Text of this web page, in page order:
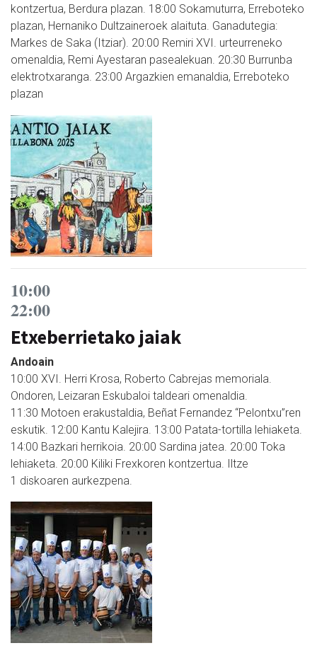
kontzertua, Berdura plazan. 18:00 Sokamuturra, Erreboteko
plazan, Hernaniko Dultzaineroek alaituta. Ganadutegia:
Markes de Saka (Itziar). 20:00 Remiri XVI. urteurreneko
omenaldia, Remi Ayestaran pasealekuan. 20:30 Burrunba
elektrotxaranga. 23:00 Argazkien emanaldia, Erreboteko
plazan
10:00
22:00
Etxeberrietako jaiak
Andoain
10:00 XVI. Herri Krosa, Roberto Cabrejas memoriala.
Ondoren, Leizaran Eskubaloi taldeari omenaldia.
11:30 Motoen erakustaldia, Beñat Fernandez “Pelontxu”ren
eskutik. 12:00 Kantu Kalejira. 13:00 Patata-tortilla lehiaketa.
14:00 Bazkari herrikoia. 20:00 Sardina jatea. 20:00 Toka
lehiaketa. 20:00 Kiliki Frexkoren kontzertua. Iltze
1 diskoaren aurkezpena.